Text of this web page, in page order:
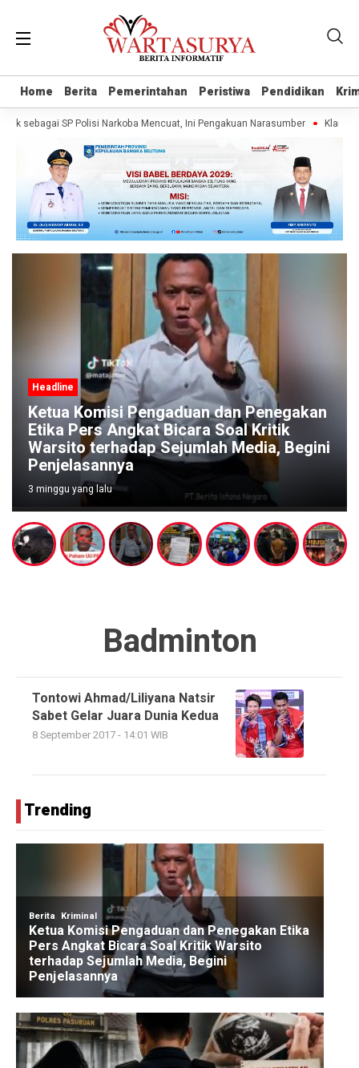
Home Berita Pemerintahan Peristiwa Pendidikan
Home Berita Pemerintahan Peristiwa Pendidikan
sebagai SP Polisi Narkoba Mencuat, Ini Pengakuan Narasumber Klaim
Headline
Ketua Komisi Pengaduan dan Penegakan
Etika Pers Angkat Bicara Soal Kritik
Warsito terhadap Sejumlah Media, Begini
Penjelasannya
3 minggu yang lalu
Badminton
Tontowi Ahmad/Liliyana Natsir
Sabet Gelar Juara Dunia Kedua
8 September 2017 - 14:01 WIB
Trending